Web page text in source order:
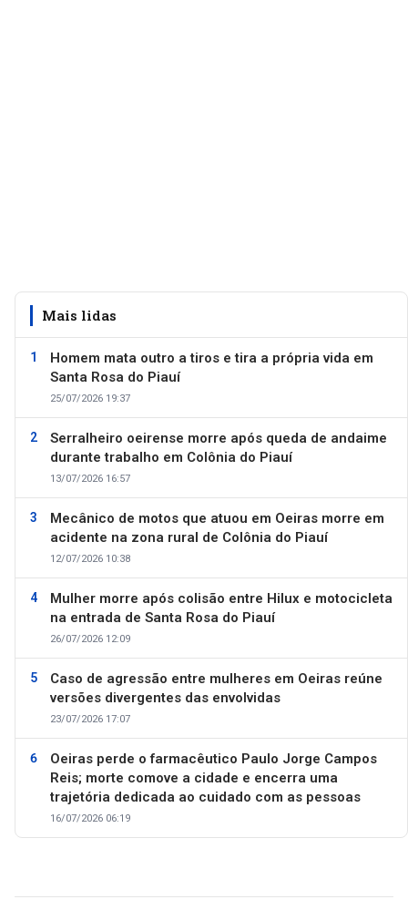
Mais lidas
Homem mata outro a tiros e tira a própria vida em
Santa Rosa do Piauí
25/07/2026 19:37
Serralheiro oeirense morre após queda de andaime
durante trabalho em Colônia do Piauí
13/07/2026 16:57
Mecânico de motos que atuou em Oeiras morre em
acidente na zona rural de Colônia do Piauí
12/07/2026 10:38
Mulher morre após colisão entre Hilux e motocicleta
na entrada de Santa Rosa do Piauí
26/07/2026 12:09
Caso de agressão entre mulheres em Oeiras reúne
versões divergentes das envolvidas
23/07/2026 17:07
Oeiras perde o farmacêutico Paulo Jorge Campos
Reis; morte comove a cidade e encerra uma
trajetória dedicada ao cuidado com as pessoas
16/07/2026 06:19